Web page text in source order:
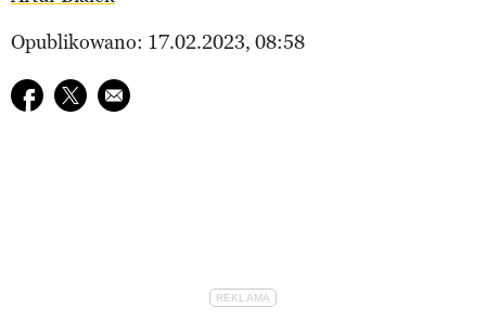
Opublikowano: 17.02.2023, 08:58
Udostępnij na facebook
Udostępnij na twitter
E-mail do przyjaciela